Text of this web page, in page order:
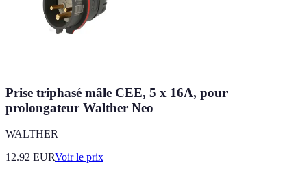
Prise triphasé mâle CEE, 5 x 16A, pour
prolongateur Walther Neo
WALTHER
12.92 EURVoir le prix